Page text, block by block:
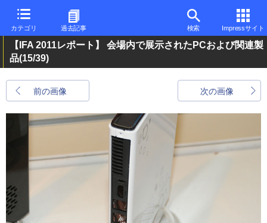
カテゴリ 過去記事 検索 Impressサイト
【IFA 2011レポート】 会場内で展示されたPCおよび関連製
品(15/39)
前の画像 次の画像